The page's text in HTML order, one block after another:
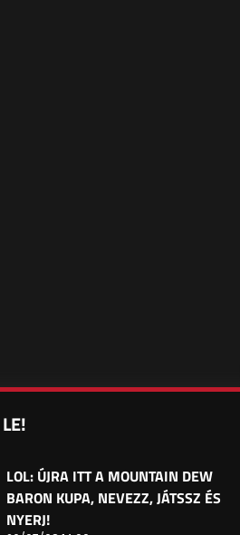
LOL: ÚJRA ITT A MOUNTAIN DEW
BARON KUPA, NEVEZZ, JÁTSSZ ÉS
NYERJ!